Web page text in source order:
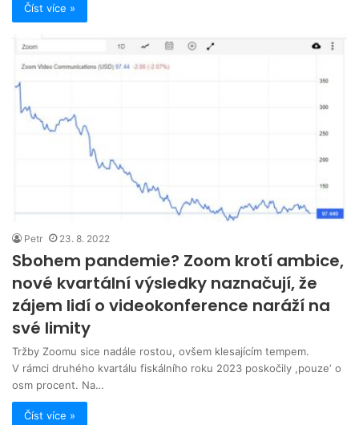
Číst více »
Petr 23. 8. 2022
Sbohem pandemie? Zoom krotí ambice,
nové kvartální výsledky naznačují, že
zájem lidí o videokonference naráží na
své limity
Tržby Zoomu sice nadále rostou, ovšem klesajícím tempem.
V rámci druhého kvartálu fiskálního roku 2023 poskočily ,pouze‘ o
osm procent. Na…
Číst více »